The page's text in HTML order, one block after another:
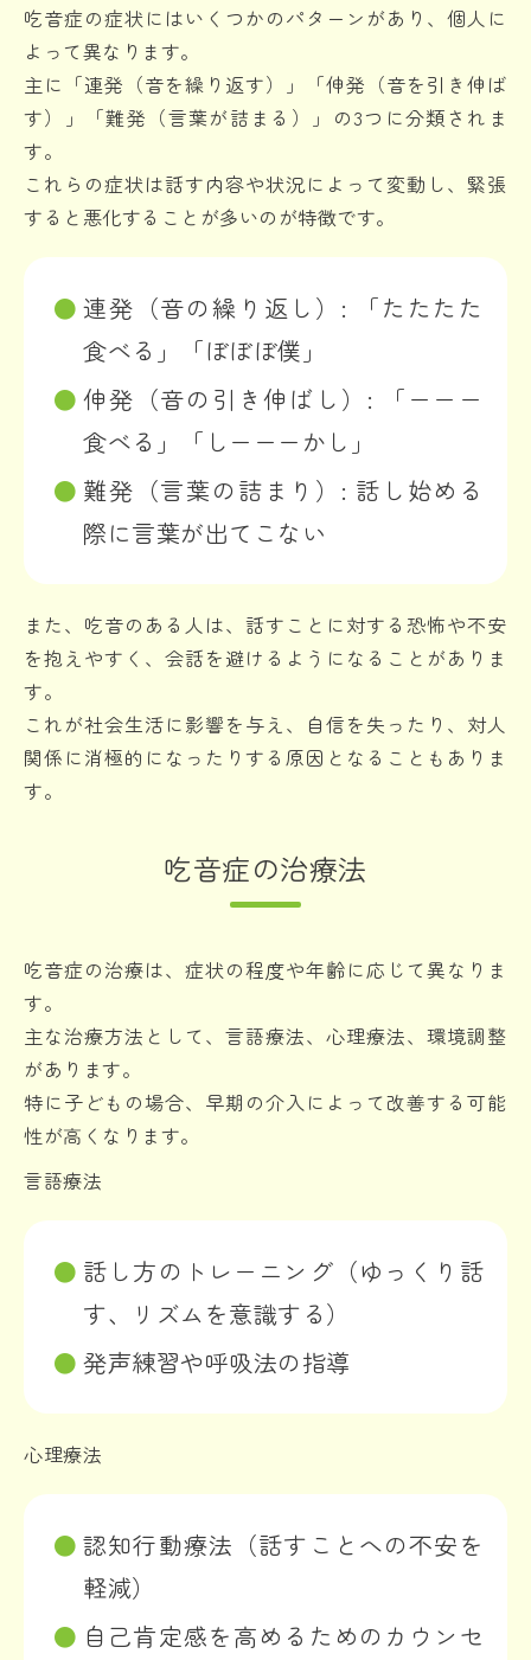
吃音症の症状にはいくつかのパターンがあり、個人に
よって異なります。
主に「連発（音を繰り返す）」「伸発（音を引き伸ば
す）」「難発（言葉が詰まる）」の3つに分類されま
す。
これらの症状は話す内容や状況によって変動し、緊張
すると悪化することが多いのが特徴です。
連発（音の繰り返し）: 「たたたた
食べる」「ぼぼぼ僕」
伸発（音の引き伸ばし）: 「ーーー
食べる」「しーーーかし」
難発（言葉の詰まり）: 話し始める
際に言葉が出てこない
また、吃音のある人は、話すことに対する恐怖や不安
を抱えやすく、会話を避けるようになることがありま
す。
これが社会生活に影響を与え、自信を失ったり、対人
関係に消極的になったりする原因となることもありま
す。
吃音症の治療法
吃音症の治療は、症状の程度や年齢に応じて異なりま
す。
主な治療方法として、言語療法、心理療法、環境調整
があります。
特に子どもの場合、早期の介入によって改善する可能
性が高くなります。
言語療法
話し方のトレーニング（ゆっくり話
す、リズムを意識する）
発声練習や呼吸法の指導
心理療法
認知行動療法（話すことへの不安を
軽減）
自己肯定感を高めるためのカウンセ